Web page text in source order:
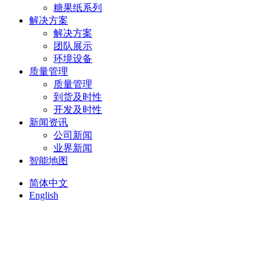
糖果纸系列
解决方案
解决方案
团队展示
环境设备
质量管理
质量管理
到货及时性
开发及时性
新闻资讯
公司新闻
业界新闻
智能地图
简体中文
English